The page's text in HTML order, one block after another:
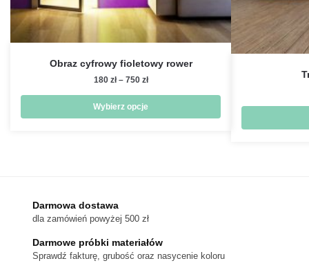
Obraz cyfrowy fioletowy rower
180 zł – 750 złZakres
od
180 zł
Wybierz opcje
można
wybrać
na
Darmowa dostawa
dla zamówień powyżej 500 zł
Darmowe próbki materiałów
Sprawdź fakturę, grubość oraz nasycenie koloru